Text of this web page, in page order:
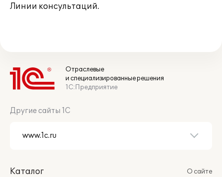
Линии консультаций.
Отраслевые
и специализированные решения
1С:Предприятие
Другие сайты 1С
Каталог
О сайте